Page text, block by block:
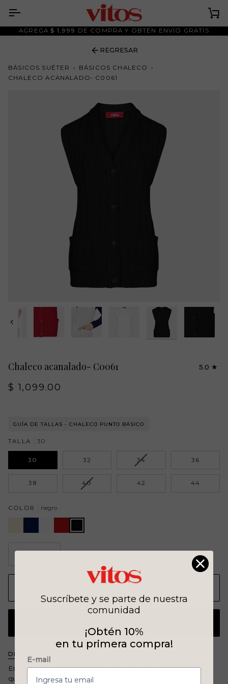
contenido
AGREGA $ 1,999 DE COMPRA Y OBTÉN ENVÍO GRATIS
REGRESAR
BÁSICOS SUÉTER › BÁSICOS CHALECO
›
CHALECO ACANALADO- C0061
Chaleco acanalado- C0061 5.0
$ 1,099.00
GUÍA DE TALLAS - CHALECO PUNTO BÁSICO
TALLA 30
30 32 34VARIANTE
NO
36
38 40VARIANTE
42 44
COLOR negro
arenaazulblanco
rojo negro
−
DESCRIPCIÓN
Este chaleco de punto acanalado es un clásico atemporal
que aporta un toque de elegancia a cualquier conjunto.
Suscríbete y se parte de nuestra
comunidad
¡Obtén 10%
en tu primera compra!
E-mail